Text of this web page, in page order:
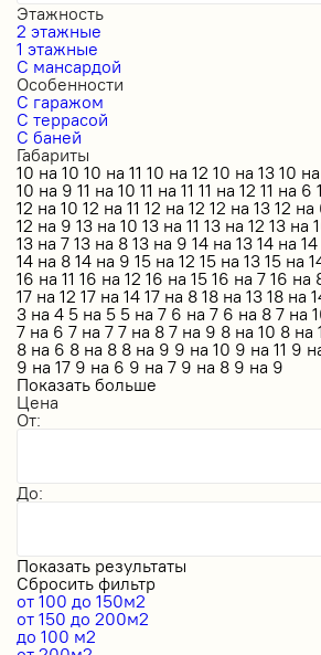
Этажность
2 этажные
1 этажные
С мансардой
Особенности
С гаражом
С террасой
С баней
Габариты
10 на 10 10 на 11 10 на 12 10 на 13 10
10 на 9 11 на 10 11 на 11 11 на 12 11 на 6
12 на 10 12 на 11 12 на 12 12 на 13 12 на
12 на 9 13 на 10 13 на 11 13 на 12 13 на
13 на 7 13 на 8 13 на 9 14 на 13 14 на 14
14 на 8 14 на 9 15 на 12 15 на 13 15 на
16 на 11 16 на 12 16 на 15 16 на 7 16 на
17 на 12 17 на 14 17 на 8 18 на 13 18 на
3 на 4 5 на 5 5 на 7 6 на 7 6 на 8 7 на
7 на 6 7 на 7 7 на 8 7 на 9 8 на 10 8 на
8 на 6 8 на 8 8 на 9 9 на 10 9 на 11 9
9 на 17 9 на 6 9 на 7 9 на 8 9 на 9
Показать больше
Цена
От:
До:
Показать результаты
Сбросить фильтр
от 100 до 150м2
от 150 до 200м2
до 100 м2